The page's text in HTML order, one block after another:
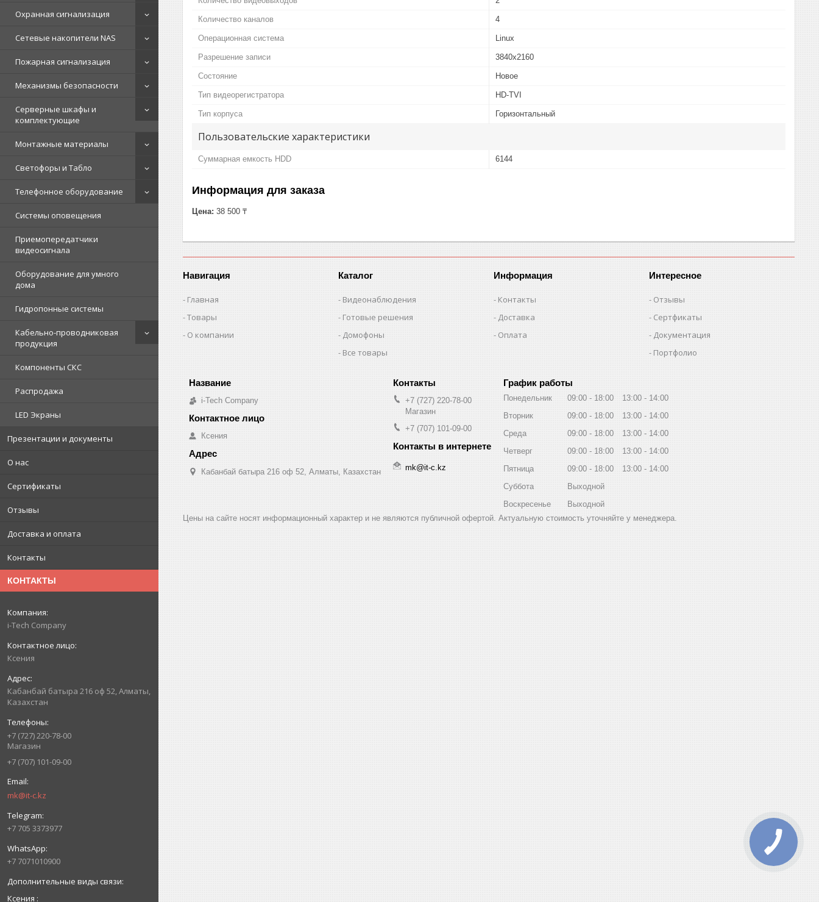
Охранная сигнализация
Сетевые накопители NAS
Пожарная сигнализация
Механизмы безопасности
Серверные шкафы и
комплектующие
Монтажные материалы
Светофоры и Табло
Телефонное оборудование
Системы оповещения
Приемопередатчики
видеосигнала
Оборудование для умного
дома
Гидропонные системы
Кабельно-проводниковая
продукция
Компоненты СКС
Распродажа
LED Экраны
Презентации и документы
О нас
Сертификаты
Отзывы
Доставка и оплата
Контакты
КОНТАКТЫ
i-Tech Company
Ксения
Кабанбай батыра 216 оф 52, Алматы,
Казахстан
+7 (727) 220-78-00
Магазин
+7 (707) 101-09-00
mk@it-c.kz
+7 705 3373977
+7 7071010900
Ксения
Количество каналов 4
Операционная система Linux
Разрешение записи 3840х2160
Состояние Новое
Тип видеорегистратора HD-TVI
Тип корпуса Горизонтальный
Пользовательские характеристики
Суммарная емкость HDD 6144
Информация для заказа
Цена: 38 500 ₸
Навигация
Главная
Товары
О компании
Каталог
Видеонаблюдения
Готовые решения
Домофоны
Все товары
Информация
Контакты
Доставка
Оплата
Интересное
Отзывы
Сертфикаты
Документация
Портфолио
i-Tech Company
Ксения
Кабанбай батыра 216 оф 52, Алматы, Казахстан
+7 (727) 220-78-00
Магазин
+7 (707) 101-09-00
mk@it-c.kz
График работы
Понедельник 09:00 18:00 13:00
14:00
Вторник
09:00 18:00 13:00
14:00
Среда
09:00 18:00 13:00
14:00
Четверг
09:00 18:00 13:00
14:00
Пятница
09:00 18:00 13:00
14:00
Суббота
Выходной
Воскресенье
Выходной
Цены на сайте носят информационный характер и не являются публичной офертой. Актуальную стоимость уточняйте у менеджера.